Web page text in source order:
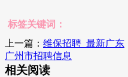
标签关键词：
上一篇： 维保招聘_最新广东
广州市招聘信息
相关阅读